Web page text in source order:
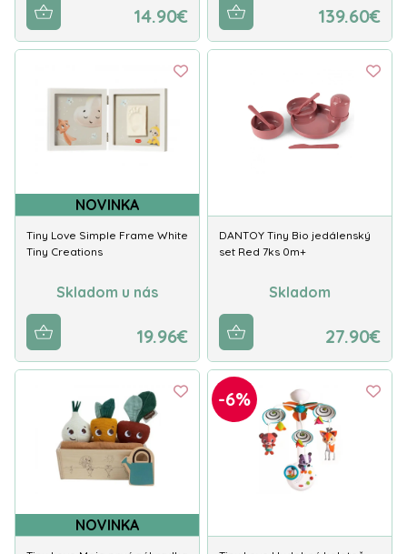
14.90€ 139.60€
NOVINKA
Tiny Love Simple Frame White
Tiny Creations
Skladom u nás
19.96€
DANTOY Tiny Bio jedálenský
set Red 7ks 0m+
Skladom
27.90€
NOVINKA
-6%